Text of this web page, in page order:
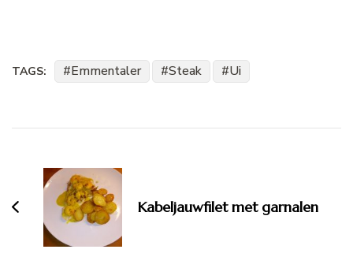
TAGS: Emmentaler Steak Ui
navigatie
Kabeljauwfilet met garnalen